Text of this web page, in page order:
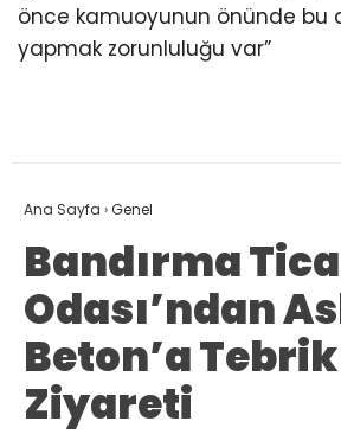
önce kamuoyunun önünde bu
yapmak zorunluluğu var”
Ana Sayfa ›Genel
Bandırma
Odası’ndan
Beton’a Tebrik
Ziyareti